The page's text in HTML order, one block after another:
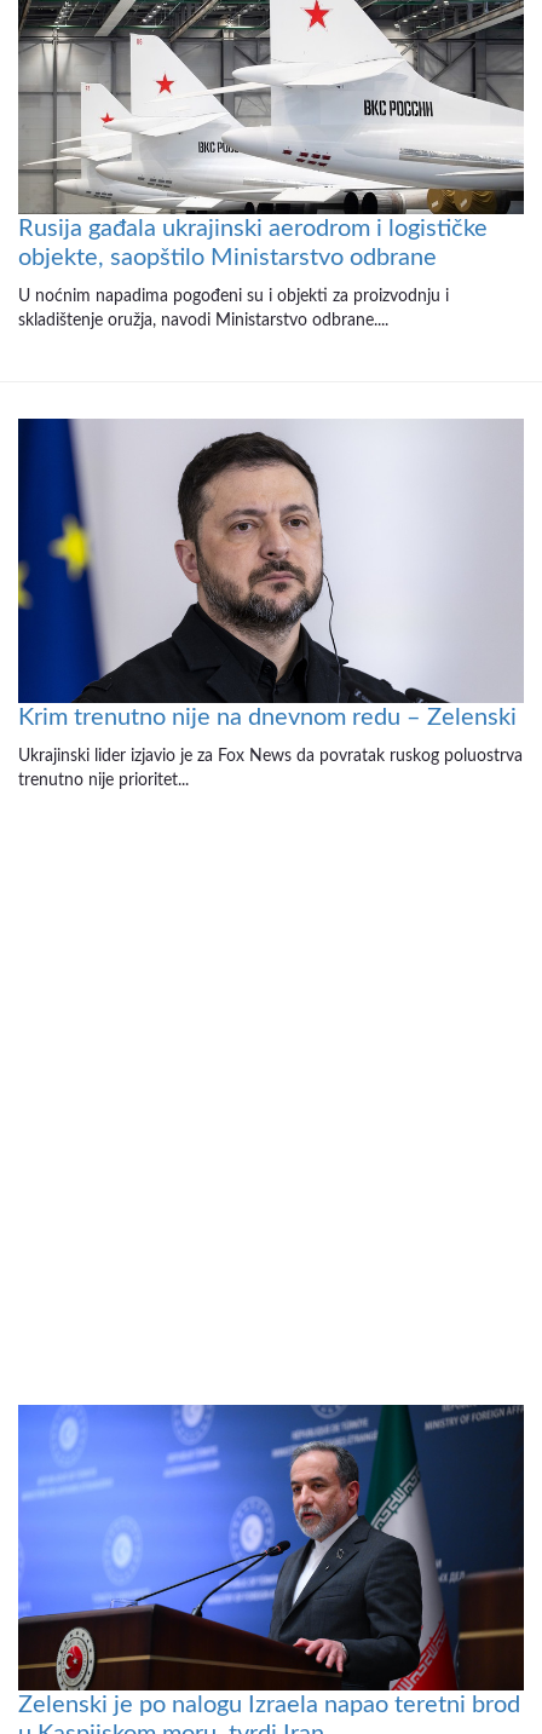
Rusija gađala ukrajinski aerodrom i logističke
objekte, saopštilo Ministarstvo odbrane
U noćnim napadima pogođeni su i objekti za proizvodnju i
skladištenje oružja, navodi Ministarstvo odbrane....
Krim trenutno nije na dnevnom redu – Zelenski
Ukrajinski lider izjavio je za Fox News da povratak ruskog poluostrva
trenutno nije prioritet...
Zelenski je po nalogu Izraela napao teretni brod